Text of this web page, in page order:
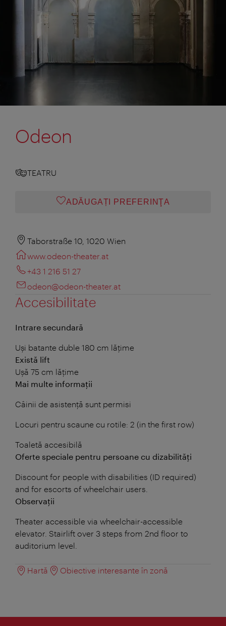
Odeon
TEATRU
ADĂUGAȚI PREFERINŢA
Taborstraße 10, 1020 Wien
www.odeon-theater.at
+43 1 216 51 27
odeon@odeon-theater.at
Accesibilitate
Intrare secundară
Uși batante duble 180 cm lățime
Există lift
Ușă 75 cm lățime
Mai multe informații
Câinii de asistență sunt permisi
Locuri pentru scaune cu rotile: 2 (in the first row)
Toaletă accesibilă
Oferte speciale pentru persoane cu dizabilități
Discount for people with disabilities (ID required)
and for escorts of wheelchair users.
Observații
Theater accessible via wheelchair-accessible
elevator. Stairlift over 3 steps from 2nd floor to
auditorium level.
Hartă Obiective interesante în zonă